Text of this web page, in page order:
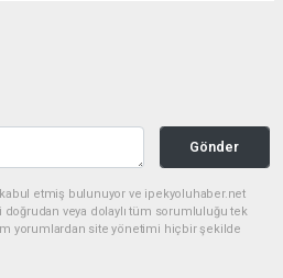
Gönder
kabul etmiş bulunuyor ve ipekyoluhaber.net
doğrudan veya dolaylı tüm sorumluluğu tek
yorumlardan site yönetimi hiçbir şekilde